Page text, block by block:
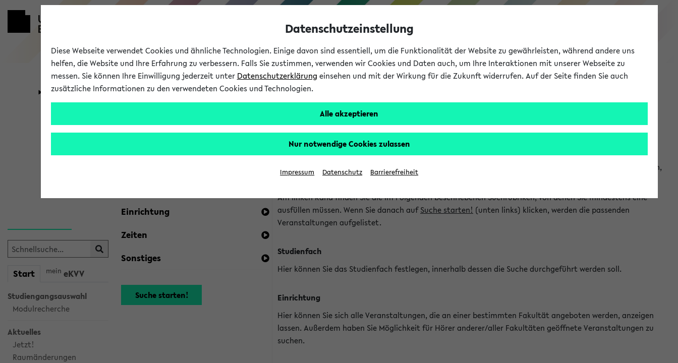
eKVV
Universität Forschung Studium
Start mein eKVV
Studiengangsauswahl
Modulrecherche
Aktuelles
Jetzt!
Raumänderungen
Kombisuche im eKVV
Ihre Suchkriterien:
Einrichtung
Zeiten
Sonstiges
Hinweise zur Kombisuche
Sie können das eKVV nach diversen Kriterien durchsuchen und so gezielt die Veranstaltungen heraussuchen,
die für Sie interessant sind.
Am linken Rand finden Sie die im Folgenden beschriebenen Suchrubriken, von denen Sie mindestens eine
ausfüllen müssen. Wenn Sie danach aufSuche starten! (unten links) klicken, werden die passenden
Veranstaltungen aufgelistet.
Studienfach
Hier können Sie das Studienfach festlegen, innerhalb dessen die Suche durchgeführt werden soll.
Einrichtung
Hier können Sie sich alle Veranstaltungen, die an einer bestimmten Fakultät angeboten werden, anzeigen
lassen. Außerdem haben Sie Möglichkeit für Hörer anderer/aller Fakultäten geöffnete Veranstaltungen zu
suchen.
Datenschutzeinstellung
Diese Webseite verwendet Cookies und ähnliche Technologien. Einige davon sind essentiell, um die Funktionalität der Website zu gewährleisten, während andere uns
helfen, die Website und Ihre Erfahrung zu verbessern. Falls Sie zustimmen, verwenden wir Cookies und Daten auch, um Ihre Interaktionen mit unserer Webseite zu
messen. Sie können Ihre Einwilligung jederzeit unter Datenschutzerklärung einsehen und mit der Wirkung für die Zukunft widerrufen. Auf der Seite finden Sie auch
zusätzliche Informationen zu den verwendeten Cookies und Technologien.
Alle akzeptieren
Nur notwendige Cookies zulassen
Impressum Datenschutz Barrierefreiheit